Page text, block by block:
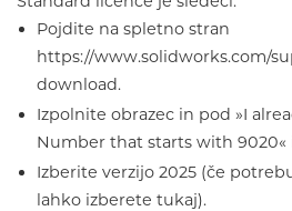
Pojdite na spletno stran
https://www.solidworks.com/
download.
Izpolnite obrazec in pod »I
Number that starts with 9020«
Izberite verzijo 2025 (če
lahko izberete tukaj).